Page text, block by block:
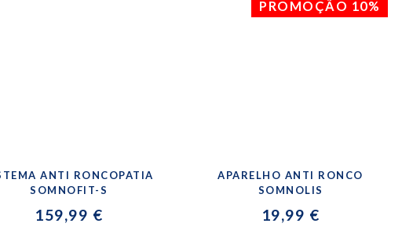
ANTI RONCOPATIA
SOMNOFIT-S
159,99 €
PROMOÇÃO 10%
APARELHO ANTI RONCO
SOMNOLIS
19,99 €